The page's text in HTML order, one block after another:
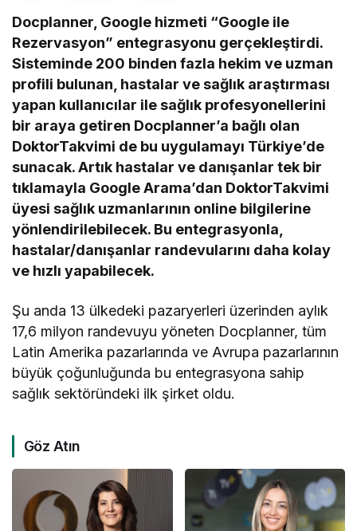
Docplanner, Google hizmeti “Google ile
Rezervasyon” entegrasyonu gerçekleştirdi.
Sisteminde 200 binden fazla hekim ve uzman
profili bulunan, hastalar ve sağlık araştırması
yapan kullanıcılar ile sağlık profesyonellerini
bir araya getiren Docplanner’a bağlı olan
DoktorTakvimi de bu uygulamayı Türkiye’de
sunacak. Artık hastalar ve danışanlar tek bir
tıklamayla Google Arama’dan DoktorTakvimi
üyesi sağlık uzmanlarının online bilgilerine
yönlendirilebilecek. Bu entegrasyonla,
hastalar/danışanlar randevularını daha kolay
ve hızlı yapabilecek.
Şu anda 13 ülkedeki pazaryerleri üzerinden aylık
17,6 milyon randevuyu yöneten Docplanner, tüm
Latin Amerika pazarlarında ve Avrupa pazarlarının
büyük çoğunluğunda bu entegrasyona sahip
sağlık sektöründeki ilk şirket oldu.
Göz Atın